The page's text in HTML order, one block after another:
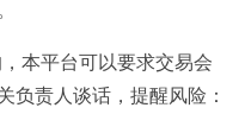
本平台可以要求交易会
负责人谈话，提醒风险：